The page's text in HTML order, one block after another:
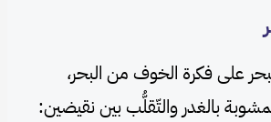
على فكرة الخوف من البحر،
بالغدر والتّقلُّب بين نقيضين: